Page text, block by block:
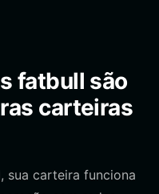
fatbull são
carteiras
sua carteira funciona